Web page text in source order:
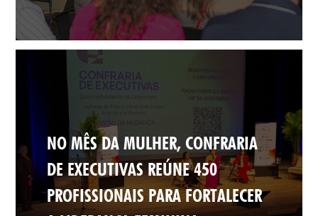
NO MÊS DA MULHER, CONFRARIA
DE EXECUTIVAS REÚNE 450
PROFISSIONAIS PARA FORTALECER